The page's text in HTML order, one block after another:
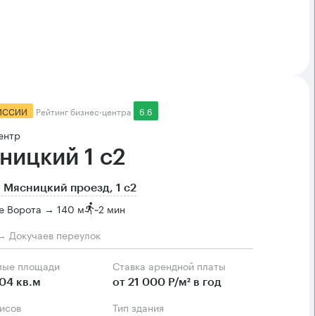
Рейтинг бизнес-центра 6.6
1 с2
Мясницкий проезд, 1 с2
Ворота → 140 м ~2 мин
Докучаев переулок
площади
кв.м
Ставка арендной платы
от 21 000 Р/м² в год
Тип здания